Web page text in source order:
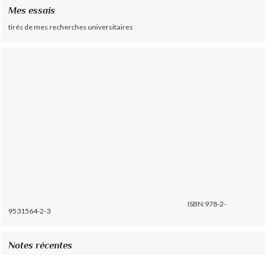
Mes essais
tirés de mes recherches universitaires
ISBN:978-2-
9531564-2-3
Notes récentes